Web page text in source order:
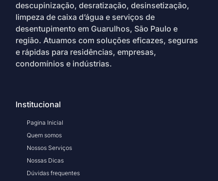
descupinização, desratização, desinsetização,
limpeza de caixa d’água e serviços de
desentupimento em Guarulhos, São Paulo e
região. Atuamos com soluções eficazes, seguras
e rápidas para residências, empresas,
condomínios e indústrias.
Institucional
Pagina Inicial
Quem somos
Nossos Serviços
Nossas Dicas
Dúvidas frequentes